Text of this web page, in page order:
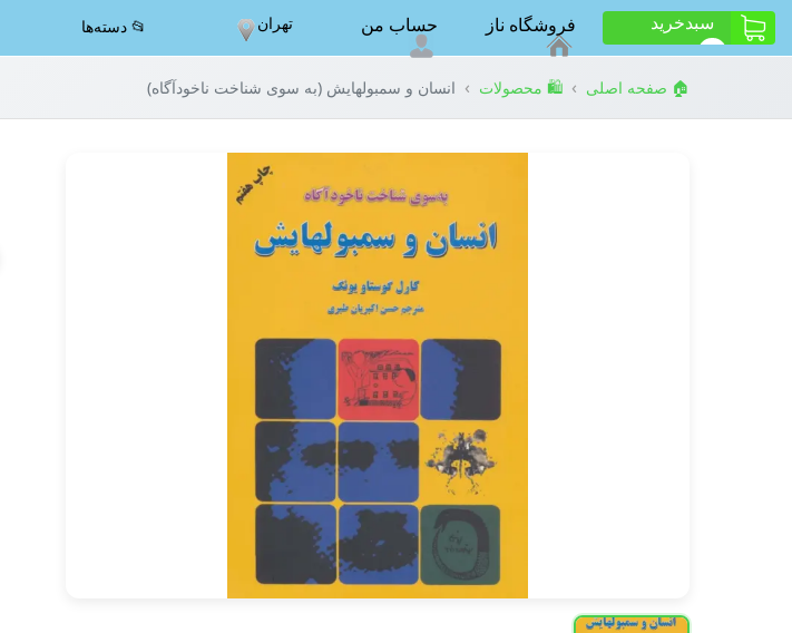
سبد‌خرید فروشگاه ناز حساب من تهران 📂 دسته‌ها
🏠 صفحه اصلی › 🛍️ محصولات › انسان و سمبولهایش (به سوی شناخت ناخودآگاه)